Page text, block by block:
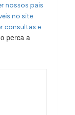
nossos pais
no site
consultas e
perca a